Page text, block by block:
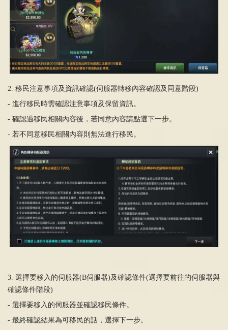
2. 移民注意事項及資訊確認(伺服器轉移內容確認及同意階段)
- 進行移民時需確認注意事項及保留資訊。
- 確認過移民相關內容後，若同意內容請點選下一步。
- 若不同意移民相關內容則無法進行移民。
3. 選擇要移入的伺服器(B伺服器)及確認條件(選擇要前往的伺服器與
確認條件階段)
- 選擇要移入的伺服器並確認移民條件。
- 最終確認結果為可移民的話，選擇下一步。